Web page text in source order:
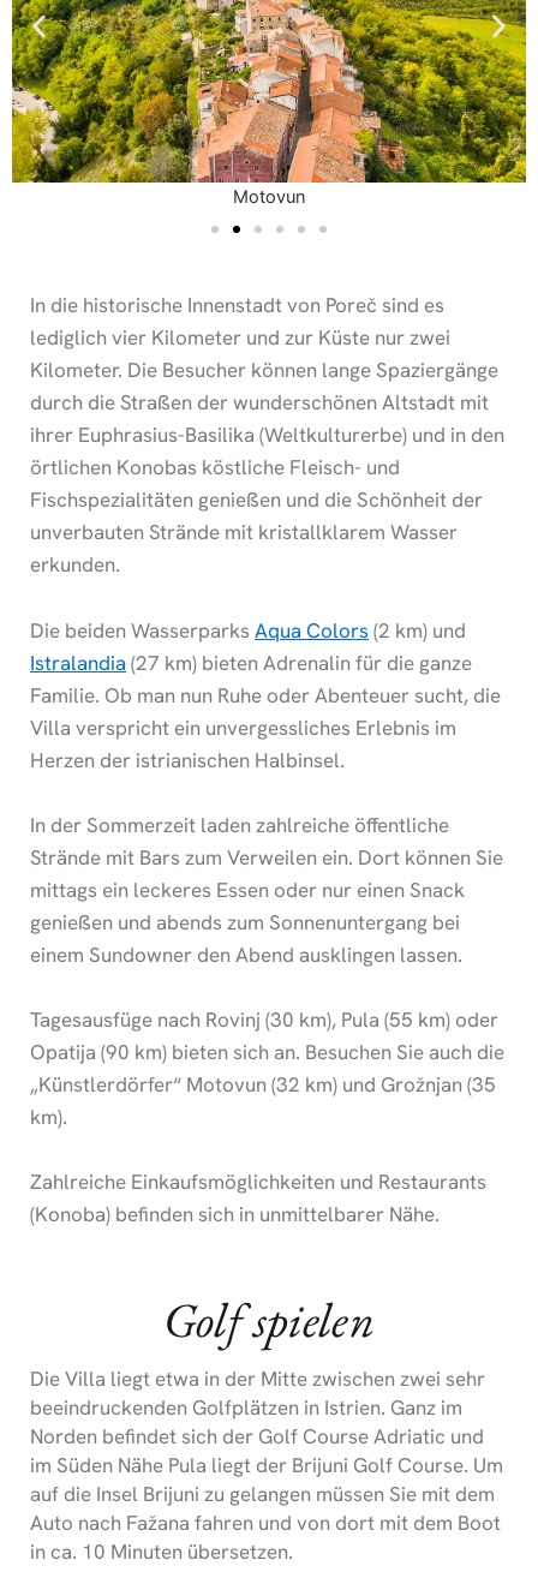
Motovun
In die historische Innenstadt von Poreč sind es
lediglich vier Kilometer und zur Küste nur zwei
Kilometer. Die Besucher können lange Spaziergänge
durch die Straßen der wunderschönen Altstadt mit
ihrer Euphrasius-Basilika (Weltkulturerbe) und in den
örtlichen Konobas köstliche Fleisch- und
Fischspezialitäten genießen und die Schönheit der
unverbauten Strände mit kristallklarem Wasser
erkunden.
Die beiden Wasserparks Aqua Colors(2 km) und
Istralandia (27 km) bieten Adrenalin für die ganze
Familie. Ob man nun Ruhe oder Abenteuer sucht, die
Villa verspricht ein unvergessliches Erlebnis im
Herzen der istrianischen Halbinsel.
In der Sommerzeit laden zahlreiche öffentliche
Strände mit Bars zum Verweilen ein. Dort können Sie
mittags ein leckeres Essen oder nur einen Snack
genießen und abends zum Sonnenuntergang bei
einem Sundowner den Abend ausklingen lassen.
Tagesausfüge nach Rovinj (30 km), Pula (55 km) oder
Opatija (90 km) bieten sich an. Besuchen Sie auch die
„Künstlerdörfer“ Motovun (32 km) und Grožnjan (35
km).
Zahlreiche Einkaufsmöglichkeiten und Restaurants
(Konoba) befinden sich in unmittelbarer Nähe.
Golf spielen
Die Villa liegt etwa in der Mitte zwischen zwei sehr
beeindruckenden Golfplätzen in Istrien. Ganz im
Norden befindet sich der Golf Course Adriatic und
im Süden Nähe Pula liegt der Brijuni Golf Course. Um
auf die Insel Brijuni zu gelangen müssen Sie mit dem
Auto nach Fažana fahren und von dort mit dem Boot
in ca. 10 Minuten übersetzen.